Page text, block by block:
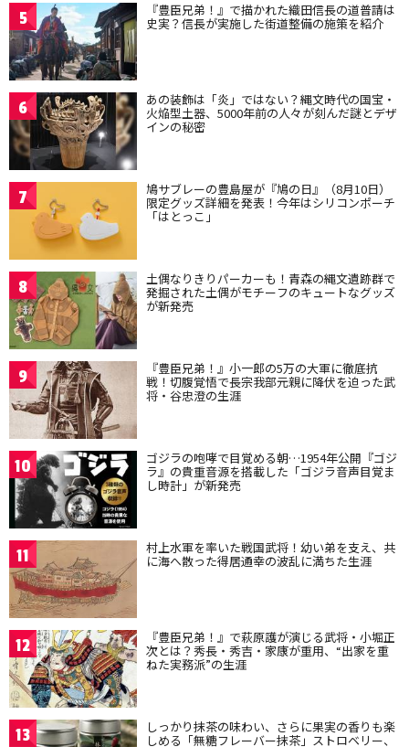
5 『豊臣兄弟！』で描かれた織田信長の道普請は
史実？信長が実施した街道整備の施策を紹介
6 あの装飾は「炎」ではない？縄文時代の国宝・
火焔型土器、5000年前の人々が刻んだ謎とデザ
インの秘密
7 鳩サブレーの豊島屋が『鳩の日』（8月10日）
限定グッズ詳細を発表！今年はシリコンポーチ
「はとっこ」
8 土偶なりきりパーカーも！青森の縄文遺跡群で
発掘された土偶がモチーフのキュートなグッズ
が新発売
9 『豊臣兄弟！』小一郎の5万の大軍に徹底抗
戦！切腹覚悟で長宗我部元親に降伏を迫った武
将・谷忠澄の生涯
10 ゴジラの咆哮で目覚める朝…1954年公開『ゴジ
ラ』の貴重音源を搭載した「ゴジラ音声目覚ま
し時計」が新発売
11 村上水軍を率いた戦国武将！幼い弟を支え、共
に海へ散った得居通幸の波乱に満ちた生涯
12 『豊臣兄弟！』で萩原護が演じる武将・小堀正
次とは？秀長・秀吉・家康が重用、“出家を重
ねた実務派”の生涯
13 しっかり抹茶の味わい、さらに果実の香りも楽
しめる「無糖フレーバー抹茶」ストロベリー、